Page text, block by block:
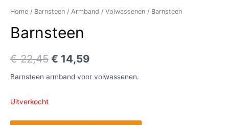
Home / Barnsteen / Armband / Volwassenen / Barnsteen
Barnsteen
€22,45 € 14,59
Barnsteen armband voor volwassenen.
Uitverkocht